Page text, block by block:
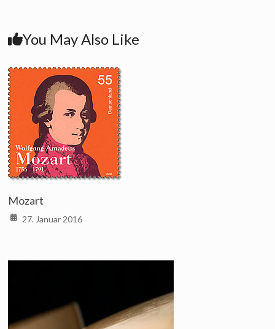
You May Also Like
Mozart
27. Januar 2016